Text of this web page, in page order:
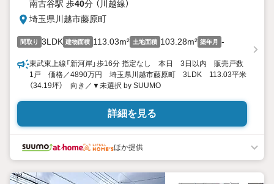
南古谷駅 歩40分 （川越線）
埼玉県川越市藤原町
間取り 3LDK 建物面積 113.03m² 土地面積 103.28m² 築年月 -
東武東上線「新河岸」歩16分 指定なし 本日 3日以内 販売戸数
1戸 価格／4890万円 埼玉県川越市藤原町 3LDK 113.03平米
（34.19坪） 向き／▼未選択 by SUUMO
詳細を見る
ほか提供